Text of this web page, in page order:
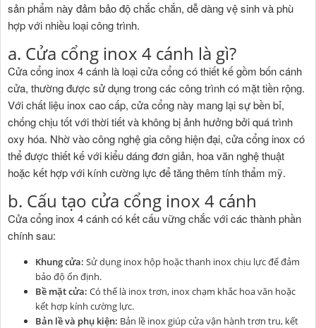
sản phẩm này đảm bảo độ chắc chắn, dễ dàng vệ sinh và phù
hợp với nhiều loại công trình.
a. Cửa cổng inox 4 cánh là gì?
Cửa cổng inox 4 cánh là loại cửa cổng có thiết kế gồm bốn cánh
cửa, thường được sử dụng trong các công trình có mặt tiền rộng.
Với chất liệu inox cao cấp, cửa cổng này mang lại sự bền bỉ,
chống chịu tốt với thời tiết và không bị ảnh hưởng bởi quá trình
oxy hóa. Nhờ vào công nghệ gia công hiện đại, cửa cổng inox có
thể được thiết kế với kiểu dáng đơn giản, hoa văn nghệ thuật
hoặc kết hợp với kính cường lực để tăng thêm tính thẩm mỹ.
b. Cấu tạo cửa cổng inox 4 cánh
Cửa cổng inox 4 cánh có kết cấu vững chắc với các thành phần
chính sau:
Khung cửa: Sử dụng inox hộp hoặc thanh inox chịu lực để đảm
bảo độ ổn định.
Bề mặt cửa: Có thể là inox trơn, inox chạm khắc hoa văn hoặc
kết hợp kính cường lực.
Bản lề và phụ kiện: Bản lề inox giúp cửa vận hành trơn tru, kết